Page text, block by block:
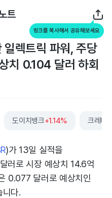
트
링크를 복사해서 공유해보세요
렉트릭 파워, 주당
치 0.104 달러 하회
도이치뱅크+1.14% 크레디
)가 13일 실적을
러로 시장 예상치 14.6억
0.077 달러로 예상치인
니다.